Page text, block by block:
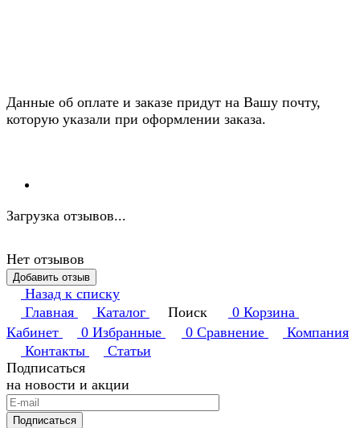
Данные об оплате и заказе придут на Вашу почту,
которую указали при оформлении заказа.
Загрузка отзывов...
Нет отзывов
Добавить отзыв
Назад к списку
Главная
Каталог Поиск 0 Корзина
Кабинет
0 Избранные 0 Сравнение
Компания
Контакты
Статьи
Подписаться
на новости и акции
Подписаться